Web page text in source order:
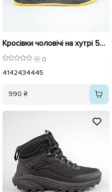
Кросівки чоловічі на хутрі 593453 Чорні
0
4142434445
990 ₴